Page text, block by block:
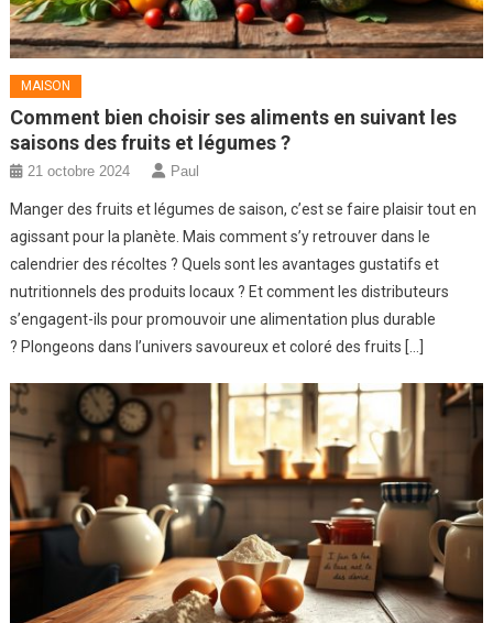
MAISON
Comment bien choisir ses aliments en suivant les
saisons des fruits et légumes ?
21 octobre 2024 Paul
Manger des fruits et légumes de saison, c’est se faire plaisir tout en
agissant pour la planète. Mais comment s’y retrouver dans le
calendrier des récoltes ? Quels sont les avantages gustatifs et
nutritionnels des produits locaux ? Et comment les distributeurs
s’engagent-ils pour promouvoir une alimentation plus durable
? Plongeons dans l’univers savoureux et coloré des fruits […]